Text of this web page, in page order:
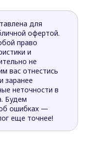
для
офертой.
право
и
не
вас отнестись
заранее
неточности в
Будем
ошибках —
еще точнее!